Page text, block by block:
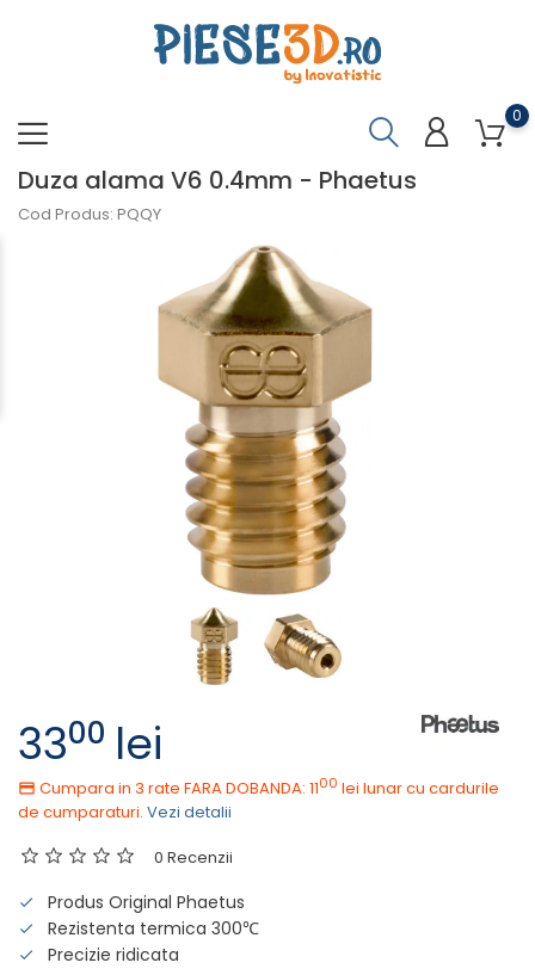
0
Duza alama V6 0.4mm - Phaetus
Cod Produs: PQQY
3300 lei
Cumpara in 3 rate FARA DOBANDA: 1100 lei lunar cu cardurile
de cumparaturi. Vezi detalii
0 Recenzii
Produs Original Phaetus
Rezistenta termica 300℃
Precizie ridicata